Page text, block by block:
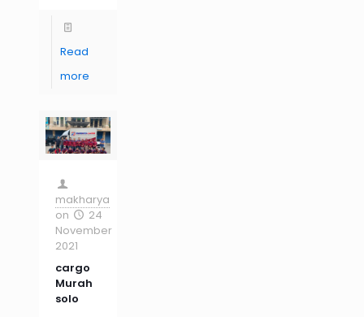
Read
more
makharya
on
24
November
2021
cargo
Murah
solo